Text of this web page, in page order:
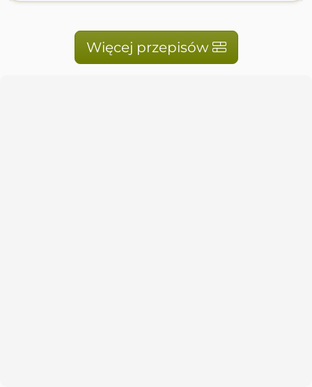
Więcej przepisów